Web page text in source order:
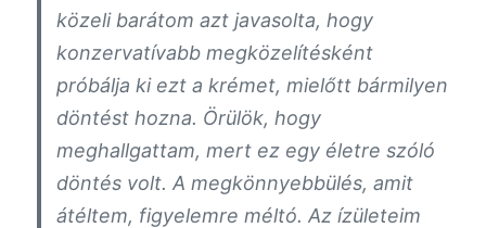
közeli barátom azt javasolta, hogy
konzervatívabb megközelítésként
próbálja ki ezt a krémet, mielőtt bármilyen
döntést hozna. Örülök, hogy
meghallgattam, mert ez egy életre szóló
döntés volt. A megkönnyebbülés, amit
átéltem, figyelemre méltó. Az ízületeim